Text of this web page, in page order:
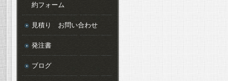
約フォーム
見積り お問い合わせ
発注書
ブログ